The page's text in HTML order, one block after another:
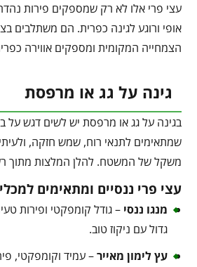
עצי פרי אלו לא רק שמספקים פירות
אופי ורוגע לגינה כפרית. הם משתלבים
הצמחייה המקומית ומספקים אווירה
גינה על גג או מרפסת
בגינה על גג או מרפסת יש לשים דגש על
שמתאימים לתנאי רוח, שמש חזקה,
משקל של המשטח. להלן המלצות מתוך
עצי פרי ננסיים ומתאימים
מנגו ננסי – גודל קומפקטי ופירות
גדול עם ניקוז טוב.
עץ לימון מאייר– עמיד וקומפקטי,